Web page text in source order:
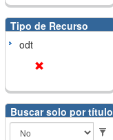
Tipo de Recurso
odt
Buscar solo por título